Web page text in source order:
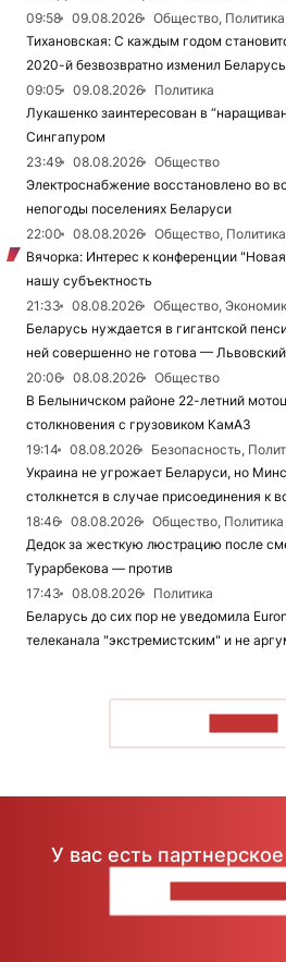
09:58
09.08.2026
Общество, Политика
Тихановская: С каждым годом
2020-й безвозвратно изменил Беларусь
09:05
09.08.2026
Политика
Лукашенко заинтересован в
Сингапуром
23:49
08.08.2026
Общество
Электроснабжение восстановлено во
непогоды поселениях Беларуси
22:00
08.08.2026
Общество, Политика
Вячорка: Интерес к конференции
нашу субъектность
21:33
08.08.2026
Общество,
Беларусь нуждается в гигантской
ней совершенно не готова — Львовский
20:06
08.08.2026
Общество
В Белыничском районе 22-летний
столкновения с грузовиком КамАЗ
19:14
08.08.2026
Безопасность,
Украина не угрожает Беларуси, но
столкнется в случае присоединения к
18:46
08.08.2026
Общество, Политика
Дедок за жесткую люстрацию после
Турарбекова — против
17:43
08.08.2026
Политика
Беларусь до сих пор не уведомила
телеканала "экстремистским" и не
У вас есть